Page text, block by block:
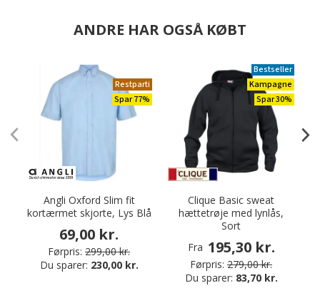
ANDRE HAR OGSÅ KØBT
Restparti
Spar 77%
Angli Oxford Slim fit
kortærmet skjorte, Lys Blå
69,00 kr.
Førpris: 299,00 kr.
Du sparer: 230,00 kr.
Bestseller
Kampagne
Spar 30%
Clique Basic sweat
hættetrøje med lynlås,
Sort
Fra 195,30 kr.
Førpris: 279,00 kr.
Du sparer: 83,70 kr.